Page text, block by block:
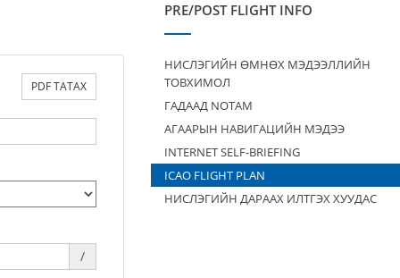
PDF ТАТАХ
/
PRE/POST FLIGHT INFO
НИСЛЭГИЙН ӨМНӨХ МЭДЭЭЛЛИЙН
ТОВХИМОЛ
ГАДААД NOTAM
АГААРЫН НАВИГАЦИЙН МЭДЭЭ
INTERNET SELF-BRIEFING
ICAO FLIGHT PLAN
НИСЛЭГИЙН ДАРААХ ИЛТГЭХ ХУУДАС